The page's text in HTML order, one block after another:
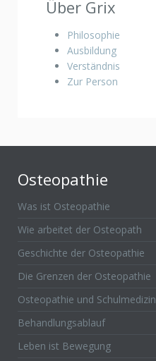
Über Grix
Philosophie
Ausbildung
Verständnis
Zur Person
Osteopathie
Was ist Osteopathie
Wie arbeitet der Osteopath
Geschichte der Osteopathie
Die Grenzen der Osteopathie
Osteopathie und Schulmedizin
Behandlungsablauf
Leben ist Bewegung